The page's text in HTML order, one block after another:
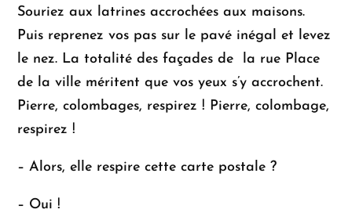
Souriez aux latrines accrochées aux maisons.
Puis reprenez vos pas sur le pavé inégal et levez
le nez. La totalité des façades de la rue Place
de la ville méritent que vos yeux s’y accrochent.
Pierre, colombages, respirez ! Pierre, colombage,
respirez !
– Alors, elle respire cette carte postale ?
– Oui !